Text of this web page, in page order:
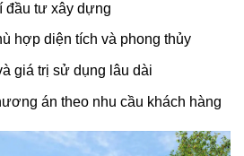
đầu tư xây dựng
hợp diện tích và phong thủy
giá trị sử dụng lâu dài
án theo nhu cầu khách hàng